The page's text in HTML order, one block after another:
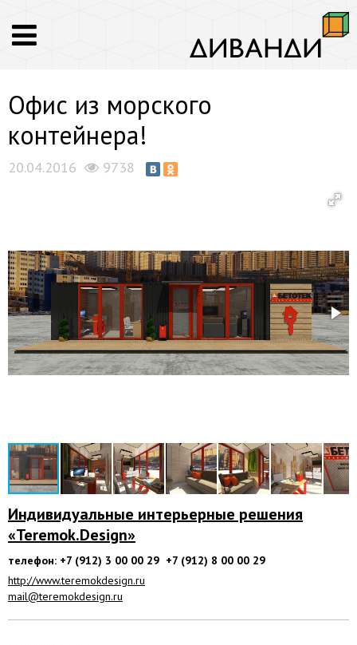
Офис из морского
контейнера!
20.04.2016 9738
Индивидуальные интерьерные решения
«Teremok.Design»
телефон: +7 (912) 3 00 00 29 +7 (912) 8 00 00 29
http://www.teremokdesign.ru
mail@teremokdesign.ru